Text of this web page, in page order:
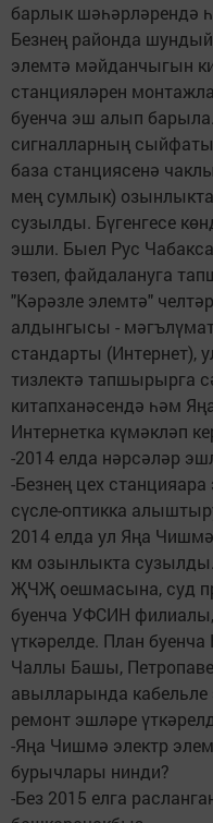
барлык шәһәрләрендә
Безнең районда
элемтә мәйданчыгын
станцияләрен
буенча эш алып
сигналларның
база станциясенә
мең сумлык)
сузылды. Бүгенгесе
эшли. Быел Рус
төзеп, файдалануга
"Кәрәзле элемтә"
алдынгысы -
стандарты (Интернет),
тизлектә тапшырырга
китапханәсендә һәм
Интернетка күмәкләп
-2014 елда нәрсәләр
-Безнең цех
сүсле-оптикка
2014 елда ул Яңа
км озынлыкта
ҖЧҖ оешмасына, суд
буенча УФСИН
үткәрелде. План
Чаллы Башы,
авылларында
ремонт эшләре
-Яңа Чишмә электр
бурычлары нинди?
-Без 2015 елга